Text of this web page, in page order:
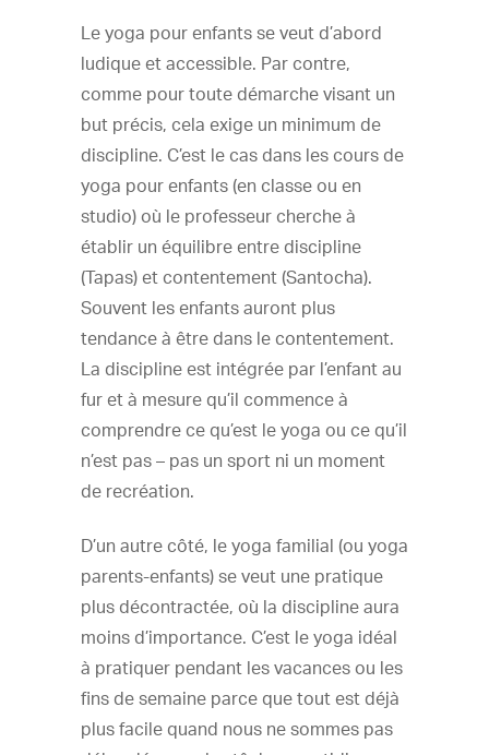
Le yoga pour enfants se veut d’abord
ludique et accessible. Par contre,
comme pour toute démarche visant un
but précis, cela exige un minimum de
discipline. C’est le cas dans les cours de
yoga pour enfants (en classe ou en
studio) où le professeur cherche à
établir un équilibre entre discipline
(Tapas) et contentement (Santocha).
Souvent les enfants auront plus
tendance à être dans le contentement.
La discipline est intégrée par l’enfant au
fur et à mesure qu’il commence à
comprendre ce qu’est le yoga ou ce qu’il
n’est pas – pas un sport ni un moment
de recréation.
D’un autre côté, le yoga familial (ou yoga
parents-enfants) se veut une pratique
plus décontractée, où la discipline aura
moins d’importance. C’est le yoga idéal
à pratiquer pendant les vacances ou les
fins de semaine parce que tout est déjà
plus facile quand nous ne sommes pas